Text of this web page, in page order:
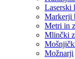
Laserski
Markerji
Metri in
Mlinčki
Možnarji